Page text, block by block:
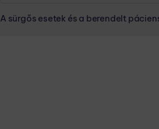
A sürgős esetek és a berendelt